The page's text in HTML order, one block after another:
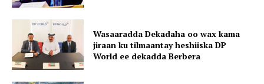
Wasaaradda Dekadaha oo wax kama
jiraan ku tilmaantay heshiiska DP
World ee dekadda Berbera